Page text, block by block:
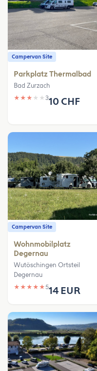
Campervan Site
Parkplatz Thermalbad
Bad Zurzach
★ ★ ★ ★ ★ 310 CHF
Campervan Site
Wohnmobilplatz
Degernau
Wutöschingen Ortsteil
Degernau
★ ★ ★ ★ ★514 EUR